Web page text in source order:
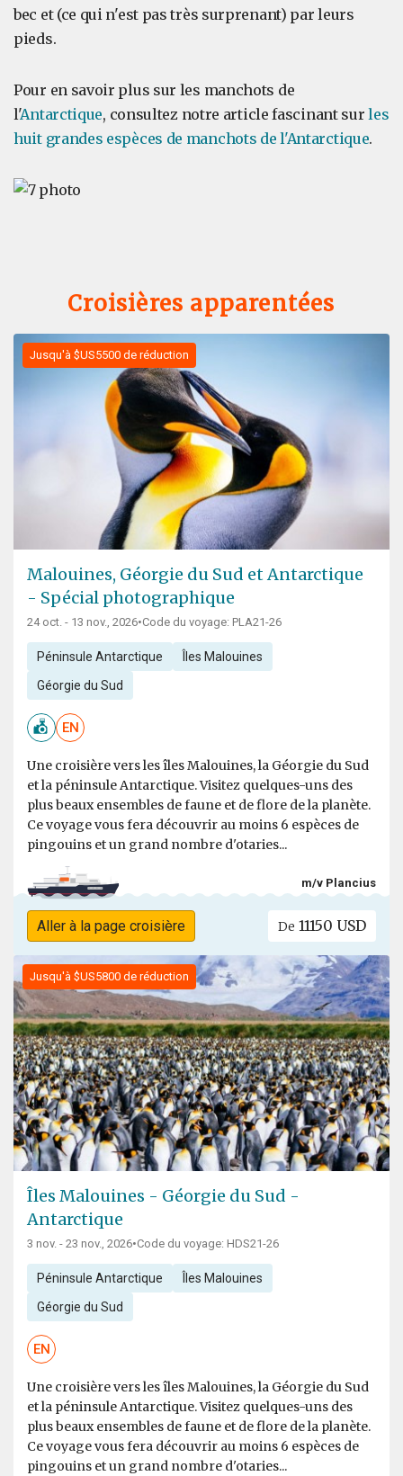
bec et (ce qui n'est pas très surprenant) par leurs
pieds.
Pour en savoir plus sur les manchots de
l'Antarctique, consultez notre article fascinant surles
huit grandes espèces de manchots de l'Antarctique.
Croisières apparentées
Jusqu'à $US5500 de réduction
Malouines, Géorgie du Sud et Antarctique
- Spécial photographique
24 oct. - 13 nov., 2026•Code du voyage: PLA21-26
Péninsule Antarctique Îles Malouines
Géorgie du Sud
EN
Une croisière vers les îles Malouines, la Géorgie du Sud
et la péninsule Antarctique. Visitez quelques-uns des
plus beaux ensembles de faune et de flore de la planète.
Ce voyage vous fera découvrir au moins 6 espèces de
pingouins et un grand nombre d'otaries...
m/v Plancius
Aller à la page croisière De 11150 USD
Jusqu'à $US5800 de réduction
Îles Malouines - Géorgie du Sud -
Antarctique
3 nov. - 23 nov., 2026•Code du voyage: HDS21-26
Péninsule Antarctique Îles Malouines
Géorgie du Sud
EN
Une croisière vers les îles Malouines, la Géorgie du Sud
et la péninsule Antarctique. Visitez quelques-uns des
plus beaux ensembles de faune et de flore de la planète.
Ce voyage vous fera découvrir au moins 6 espèces de
pingouins et un grand nombre d'otaries...